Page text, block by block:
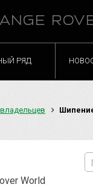
РЯД
World